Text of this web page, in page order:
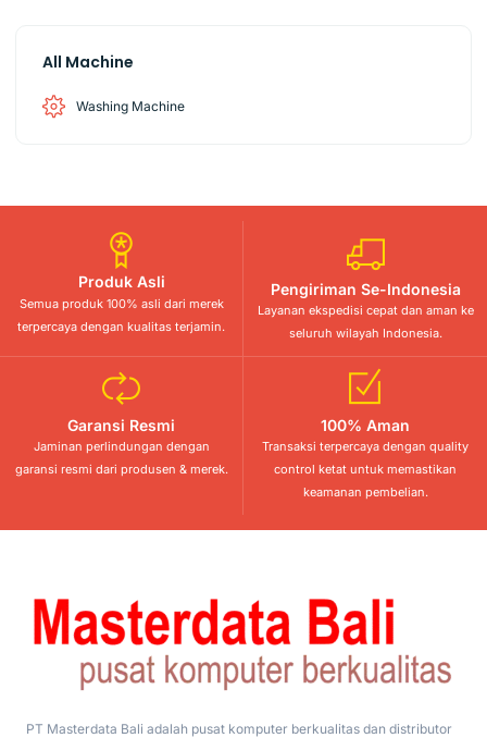
All Machine
Washing Machine
Produk Asli
Semua produk 100% asli dari merek
terpercaya dengan kualitas terjamin.
Pengiriman Se-Indonesia
Layanan ekspedisi cepat dan aman ke
seluruh wilayah Indonesia.
Garansi Resmi
Jaminan perlindungan dengan
garansi resmi dari produsen & merek.
100% Aman
Transaksi terpercaya dengan quality
control ketat untuk memastikan
keamanan pembelian.
PT Masterdata Bali adalah pusat komputer berkualitas dan distributor